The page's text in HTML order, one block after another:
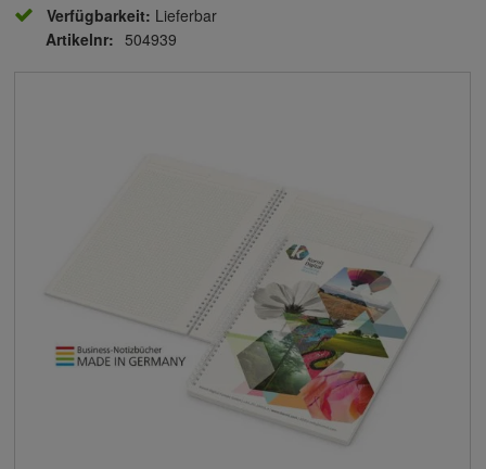
Verfügbarkeit: Lieferbar
Artikelnr: 504939